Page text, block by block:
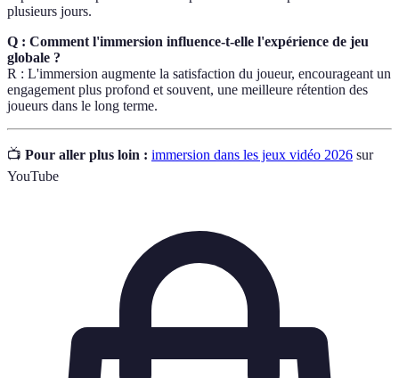
plusieurs jours.
Q : Comment l'immersion influence-t-elle l'expérience de jeu
globale ?
R : L'immersion augmente la satisfaction du joueur, encourageant un
engagement plus profond et souvent, une meilleure rétention des
joueurs dans le long terme.
📺 Pour aller plus loin : immersion dans les jeux vidéo 2026 sur
YouTube